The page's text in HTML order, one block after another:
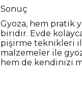
Sonuç
Gyoza, hem pratik
biridir. Evde
pişirme teknikleri
malzemeler ile
hem de kendinizi